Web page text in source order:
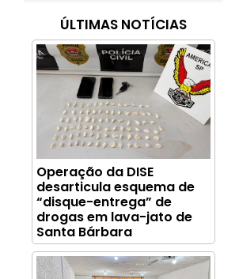
ÚLTIMAS NOTÍCIAS
Operação da DISE
desarticula esquema de
“disque-entrega” de
drogas em lava-jato de
Santa Bárbara